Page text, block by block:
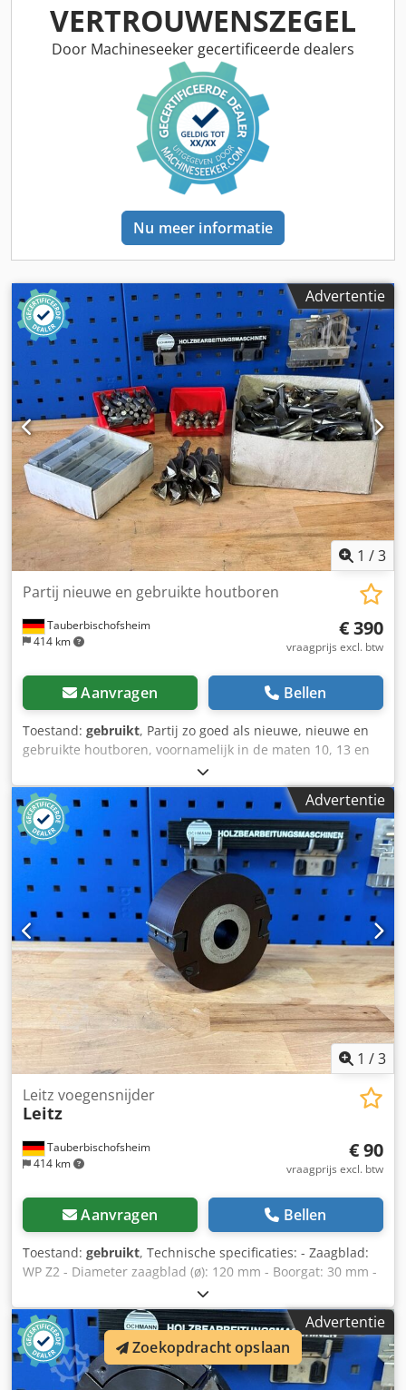
VERTROUWENSZEGEL
Door Machineseeker gecertificeerde dealers
Nu meer informatie
Advertentie
1 /3
Tauberbischofsheim
414 km
Partij nieuwe en gebruikte houtboren
€ 390
vraagprijs excl. btw
Aanvragen Bellen
Toestand: gebruikt, Partij zo goed als nieuwe, nieuwe en
gebruikte houtboren, voornamelijk in de maten 10, 13 en
26 mm. Restpartijen van een dubbelkop
profielbewerkingsmachine met booraggregaten. Dedpfx
Ajzrygrequeck
Advertentie
1 /3
Tauberbischofsheim
414 km
Leitz voegensnijder
Leitz
€ 90
vraagprijs excl. btw
Aanvragen Bellen
Toestand: gebruikt, Technische specificaties: - Zaagblad:
WP Z2 - Diameter zaagblad (ø): 120 mm - Boorgat: 30 mm -
Breedte: 60 mm - Materiaal: Staal Dcjdpfxozrygle Aquok
Advertentie
Zoekopdracht opslaan